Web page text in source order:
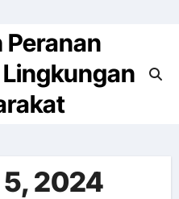
Peranan
2024